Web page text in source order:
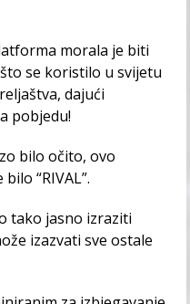
morala je biti
se koristilo u svijetu
dajući
pobjedu!
bilo očito, ovo
“RIVAL”.
tako jasno izraziti
izazvati sve ostale